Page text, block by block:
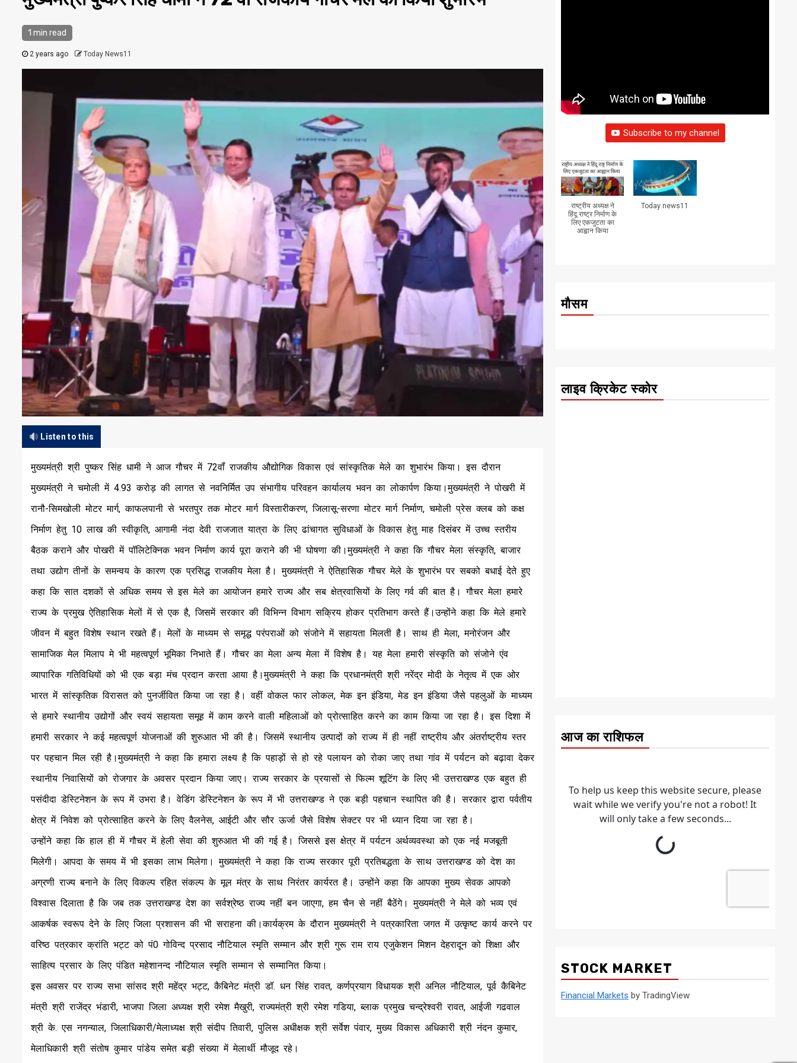
1 min read
2 years ago Today News11
Listen to this
मुख्यमंत्री श्री पुष्कर सिंह धामी ने आज गौचर में 72वॉं राजकीय औद्योगिक विकास एवं सांस्कृतिक मेले का शुभारंभ किया। इस दौरान
मुख्यमंत्री ने चमोली में ₹4.93 करोड़ की लागत से नवनिर्मित उप संभागीय परिवहन कार्यालय भवन का लोकार्पण किया।मुख्यमंत्री ने पोखरी में
रानौ-सिमखोली मोटर मार्ग, काफलपानी से भरतपुर तक मोटर मार्ग विस्तारीकरण, जिलासू-सरणा मोटर मार्ग निर्माण, चमोली प्रेस क्लब को कक्ष
निर्माण हेतु ₹10 लाख की स्वीकृति, आगामी नंदा देवी राजजात यात्रा के लिए ढांचागत सुविधाओं के विकास हेतु माह दिसंबर में उच्च स्तरीय
बैठक कराने और पोखरी में पॉलिटेक्निक भवन निर्माण कार्य पूरा कराने की भी घोषणा की।मुख्यमंत्री ने कहा कि गौचर मेला संस्कृति, बाजार
तथा उद्योग तीनों के समन्वय के कारण एक प्रसिद्ध राजकीय मेला है। मुख्यमंत्री ने ऐतिहासिक गौचर मेले के शुभारंभ पर सबको बधाई देते हुए
कहा कि सात दशकों से अधिक समय से इस मेले का आयोजन हमारे राज्य और सब क्षेत्रवासियों के लिए गर्व की बात है। गौचर मेला हमारे
राज्य के प्रमुख ऐतिहासिक मेलों में से एक है, जिसमें सरकार की विभिन्न विभाग सक्रिय होकर प्रतिभाग करते हैं।उन्होंने कहा कि मेले हमारे
जीवन में बहुत विशेष स्थान रखते हैं। मेलों के माध्यम से समृद्ध परंपराओं को संजोने में सहायता मिलती है। साथ ही मेला, मनोरंजन और
सामाजिक मेल मिलाप मे भी महत्वपूर्ण भूमिका निभाते हैं। गौचर का मेला अन्य मेला में विशेष है। यह मेला हमारी संस्कृति को संजोने एंव
व्यापारिक गतिविधियों को भी एक बड़ा मंच प्रदान करता आया है।मुख्यमंत्री ने कहा कि प्रधानमंत्री श्री नरेंद्र मोदी के नेतृत्व में एक ओर
भारत में सांस्कृतिक विरासत को पुनर्जीवित किया जा रहा है। वहीं वोकल फार लोकल, मेक इन इंडिया, मेड इन इंडिया जैसे पहलुओं के माध्यम
से हमारे स्थानीय उद्योगों और स्वयं सहायता समूह में काम करने वाली महिलाओं को प्रोत्साहित करने का काम किया जा रहा है। इस दिशा में
हमारी सरकार ने कई महत्वपूर्ण योजनाओं की शुरुआत भी की है। जिसमें स्थानीय उत्पादों को राज्य में ही नहीं राष्ट्रीय और अंतर्राष्ट्रीय स्तर
पर पहचान मिल रही है।मुख्यमंत्री ने कहा कि हमारा लक्ष्य है कि पहाड़ों से हो रहे पलायन को रोका जाए तथा गांव में पर्यटन को बढ़ावा देकर
स्थानीय निवासियों को रोजगार के अवसर प्रदान किया जाए। राज्य सरकार के प्रयासों से फिल्म शूटिंग के लिए भी उत्तराखण्ड एक बहुत ही
पसंदीदा डेस्टिनेशन के रूप में उभरा है। वेडिंग डेस्टिनेशन के रूप में भी उत्तराखण्ड ने एक बड़ी पहचान स्थापित की है। सरकार द्वारा पर्वतीय
क्षेत्र में निवेश को प्रोत्साहित करने के लिए वैलनेस, आईटी और सौर ऊर्जा जैसे विशेष सेक्टर पर भी ध्यान दिया जा रहा है।
उन्होंने कहा कि हाल ही में गौचर में हेली सेवा की शुरुआत भी की गई है। जिससे इस क्षेत्र में पर्यटन अर्थव्यवस्था को एक नई मजबूती
मिलेगी। आपदा के समय में भी इसका लाभ मिलेगा। मुख्यमंत्री ने कहा कि राज्य सरकार पूरी प्रतिबद्धता के साथ उत्तराखण्ड को देश का
अग्रणी राज्य बनाने के लिए विकल्प रहित संकल्प के मूल मंत्र के साथ निरंतर कार्यरत है। उन्होंने कहा कि आपका मुख्य सेवक आपको
विश्वास दिलाता है कि जब तक उत्तराखण्ड देश का सर्वश्रेष्ठ राज्य नहीं बन जाएगा, हम चैन से नहीं बैठेंगे। मुख्यमंत्री ने मेले को भव्य एवं
आकर्षक स्वरूप देने के लिए जिला प्रशासन की भी सराहना की।कार्यक्रम के दौरान मुख्यमंत्री ने पत्रकारिता जगत में उत्कृष्ट कार्य करने पर
वरिष्ठ पत्रकार क्रांति भट्ट को पं0 गोविन्द प्रसाद नौटियाल स्मृति सम्मान और श्री गुरू राम राय एजुकेशन मिशन देहरादून को शिक्षा और
साहित्य प्रसार के लिए पंडित महेशानन्द नौटियाल स्मृति सम्मान से सम्मानित किया।
इस अवसर पर राज्य सभा सांसद श्री महेंद्र भट्ट, कैबिनेट मंत्री डॉ. धन सिंह रावत, कर्णप्रयाग विधायक श्री अनिल नौटियाल, पूर्व कैबिनेट
मंत्री श्री राजेंद्र भंडारी, भाजपा जिला अध्यक्ष श्री रमेश मैखुरी, राज्यमंत्री श्री रमेश गडिया, ब्लाक प्रमुख चन्द्रेश्वरी रावत, आईजी गढवाल
श्री के. एस नगन्याल, जिलाधिकारी/मेलाध्यक्ष श्री संदीप तिवारी, पुलिस अधीक्षक श्री सर्वेश पंवार, मुख्य विकास अधिकारी श्री नंदन कुमार,
मेलाधिकारी श्री संतोष कुमार पांडेय समेत बड़ी संख्या में मेलार्थी मौजूद रहे।
Subscribe to my channel
राष्ट्रीय अध्यक्ष ने
हिंदू राष्ट्र निर्माण के
लिए एकजुटता का
आह्वान किया
Today news11
मौसम
लाइव क्रिकेट स्कोर
आज का राशिफल
STOCK MARKET
Financial Markets by TradingView